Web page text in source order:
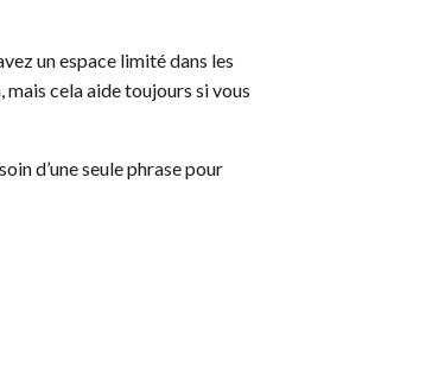
un espace limité dans les
cela aide toujours si vous
d’une seule phrase pour